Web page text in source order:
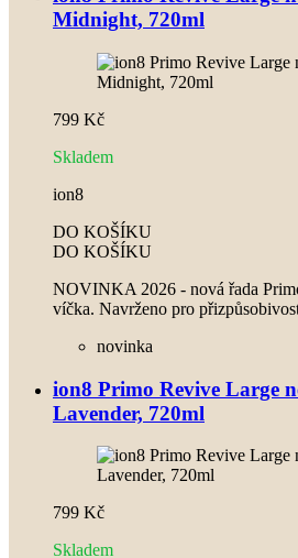
Midnight, 720ml
799 Kč
Skladem
ion8
DO KOŠÍKU
DO KOŠÍKU
NOVINKA 2026 - nová řada
víčka. Navrženo pro
novinka
ion8 Primo Revive Large
Lavender, 720ml
799 Kč
Skladem